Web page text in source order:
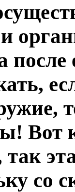
после
Вот
так
со